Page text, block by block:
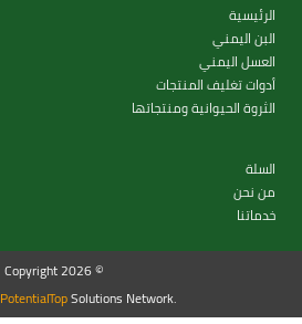
الرئيسية
البن اليمني
العسل اليمني
أدوات تغليف المنتجات
الثروة الحيوانية ومنتجاتها
السلة
من نحن
خدماتنا
Copyright 2026 ©
PotentialTopSolutions Network.